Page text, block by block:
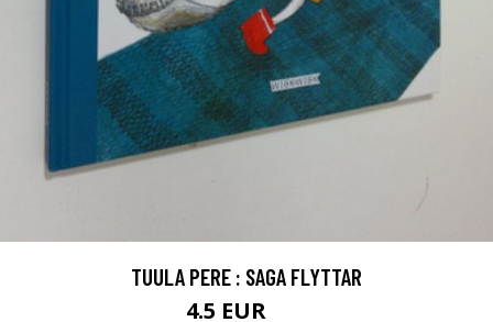
TUULA PERE : SAGA FLYTTAR
4.5 EUR